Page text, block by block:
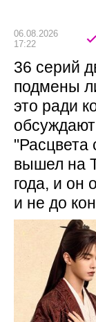
06.08.2026
17:22
36 серий
подмены
это ради
"Расцвета
вышел на
года, и он
и не до